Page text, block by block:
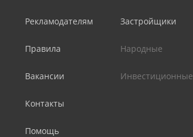
Рекламодателям
Правила
Вакансии
Контакты
Помощь
Застройщики
Народные
Инвестиционные